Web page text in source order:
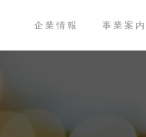
企業情報 事業案内